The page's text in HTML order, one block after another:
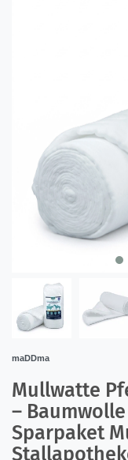
maDDma
Mullwatte
–
Sparpaket